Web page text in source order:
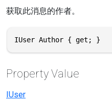
获取此消息的作者。
IUser Author { get; }
Property Value
IUser